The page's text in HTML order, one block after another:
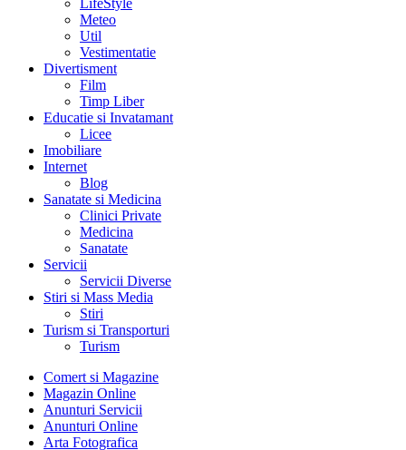
LifeStyle
Meteo
Util
Vestimentatie
Divertisment
Film
Timp Liber
Educatie si Invatamant
Licee
Imobiliare
Internet
Blog
Sanatate si Medicina
Clinici Private
Medicina
Sanatate
Servicii
Servicii Diverse
Stiri si Mass Media
Stiri
Turism si Transporturi
Turism
Comert si Magazine
Magazin Online
Anunturi Servicii
Anunturi Online
Arta Fotografica